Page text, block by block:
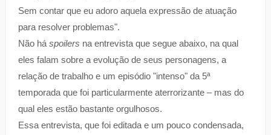
Sem contar que eu adoro aquela expressão de atuação
para resolver problemas".
Não há spoilers na entrevista que segue abaixo, na qual
eles falam sobre a evolução de seus personagens, a
relação de trabalho e um episódio "intenso" da 5ª
temporada que foi particularmente aterrorizante – mas do
qual eles estão bastante orgulhosos.
Essa entrevista, que foi editada e um pouco condensada,